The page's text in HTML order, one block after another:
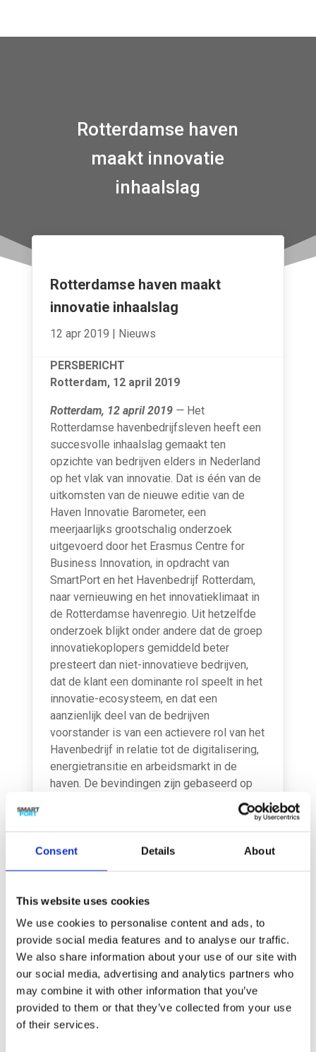
Consent Details About
This website uses cookies
We use cookies to personalise content and ads, to
provide social media features and to analyse our traffic.
We also share information about your use of our site with
our social media, advertising and analytics partners who
may combine it with other information that you’ve
provided to them or that they’ve collected from your use
of their services.
Rotterdamse haven
maakt innovatie
inhaalslag
Rotterdamse haven maakt
innovatie inhaalslag
12 apr 2019 | Nieuws
PERSBERICHT
Rotterdam, 12 april 2019
Rotterdam, 12 april 2019 — Het
Rotterdamse havenbedrijfsleven heeft een
succesvolle inhaalslag gemaakt ten
opzichte van bedrijven elders in Nederland
op het vlak van innovatie. Dat is één van de
uitkomsten van de nieuwe editie van de
Haven Innovatie Barometer, een
meerjaarlijks grootschalig onderzoek
uitgevoerd door het Erasmus Centre for
Business Innovation, in opdracht van
SmartPort en het Havenbedrijf Rotterdam,
naar vernieuwing en het innovatieklimaat in
de Rotterdamse havenregio. Uit hetzelfde
onderzoek blijkt onder andere dat de groep
innovatiekoplopers gemiddeld beter
presteert dan niet-innovatieve bedrijven,
dat de klant een dominante rol speelt in het
innovatie-ecosys­teem, en dat een
aanzienlijk deel van de bedrijven
voorstander is van een actievere rol van het
Havenbedrijf in relatie tot de digitalisering,
energietransitie en arbeidsmarkt in de
haven. De bevindingen zijn gebaseerd op
een uitgebreide enquête onder managers
van 4.500 vestigingen in de haven en de
hier het volledige persbericht
Hoe kunnen havens de transitie naar
emissiearm achterlandtransport
versnellen?
aug 3, 2026